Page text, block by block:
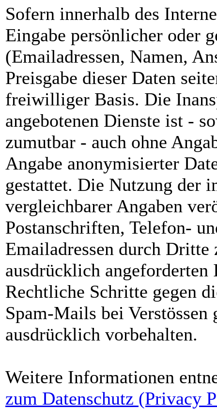
Sofern innerhalb des
Eingabe persönlicher oder
(Emailadressen, Namen,
Preisgabe dieser Daten
freiwilliger Basis. Die
angebotenen Dienste ist -
zumutbar - auch ohne
Angabe anonymisierter
gestattet. Die Nutzung der
vergleichbarer Angaben
Postanschriften, Telefon-
Emailadressen durch
ausdrücklich
Rechtliche Schritte gegen
Spam-Mails bei Verstössen
ausdrücklich vorbehalten.
Weitere Informationen
zum Datenschutz (Privacy